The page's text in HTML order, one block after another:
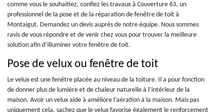
comme vous le souhaitiez, confiez les travaux à Couverture 63, un
professionnel de la pose et de la réparation de fenêtre de toit à
Montaigut. Demandez un devis auprès de notre équipe. Nous sommes
ravis de vous répondre et de venir chez vous pour trouver la meilleure
solution afin d’illuminer votre fenêtre de toit.
Pose de velux ou fenêtre de toit
Le velux est une fenêtre placée au niveau de la toiture. Il a pour fonction
de donner plus de lumière et de chaleur naturelle à l’intérieur de la
maison. Avoir un velux aide à améliore l’aération à la maison. Mais pas
uniquement cela, sachez que le velux favorise également le renforcement